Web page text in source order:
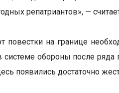
репатриантов», —
повестки на границе
системе обороны после
появились достаточно